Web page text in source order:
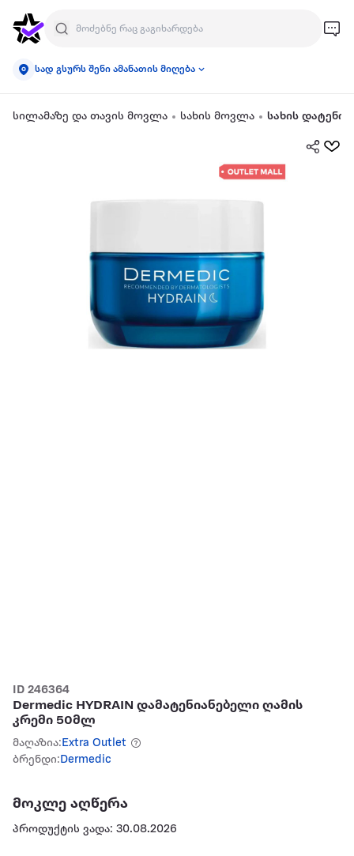
სად გსურს შენი ამანათის მიღება
სილამაზე და თავის მოვლა სახის მოვლა სახის
ID 246364
Dermedic HYDRAIN დამატენიანებელი ღამის
კრემი 50მლ
მაღაზია: Extra Outlet
ბრენდი: Dermedic
მოკლე აღწერა
პროდუქტის ვადა: 30.08.2026